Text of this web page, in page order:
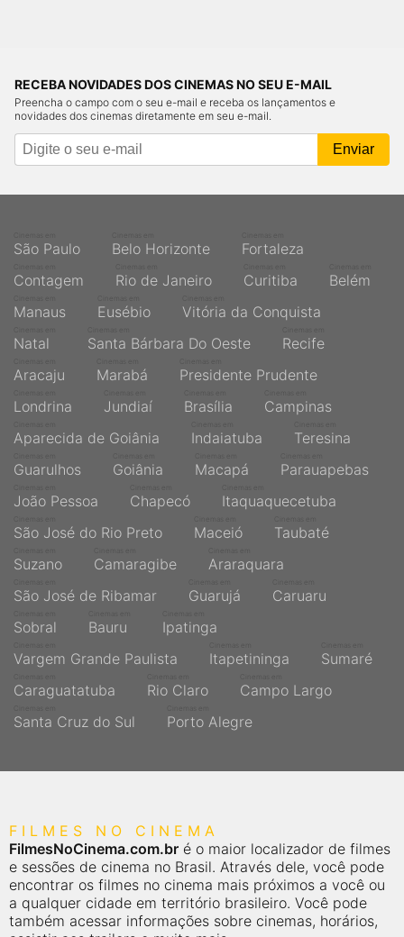
RECEBA NOVIDADES DOS CINEMAS NO SEU E-MAIL
Preencha o campo com o seu e-mail e receba os lançamentos e
novidades dos cinemas diretamente em seu e-mail.
São Paulo Belo Horizonte Fortaleza
Contagem Rio de Janeiro Curitiba Belém
Manaus Eusébio Vitória da Conquista
Natal Santa Bárbara Do Oeste Recife
Aracaju Marabá Presidente Prudente
Londrina Jundiaí Brasília Campinas
Aparecida de Goiânia Indaiatuba Teresina
Guarulhos Goiânia Macapá Parauapebas
João Pessoa Chapecó Itaquaquecetuba
São José do Rio Preto Maceió Taubaté
Suzano Camaragibe Araraquara
São José de Ribamar Guarujá Caruaru
Sobral Bauru Ipatinga
Vargem Grande Paulista Itapetininga Sumaré
Caraguatatuba Rio Claro Campo Largo
Santa Cruz do Sul Porto Alegre
FILMES NO CINEMA
FilmesNoCinema.com.br é o maior localizador de filmes
e sessões de cinema no Brasil. Através dele, você pode
encontrar os filmes no cinema mais próximos a você ou
a qualquer cidade em território brasileiro. Você pode
também acessar informações sobre cinemas, horários,